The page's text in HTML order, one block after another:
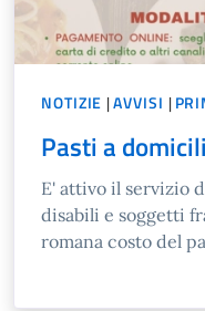
NOTIZIE |AVVISI |
Pasti a
E' attivo il servizio
disabili e soggetti
romana costo del